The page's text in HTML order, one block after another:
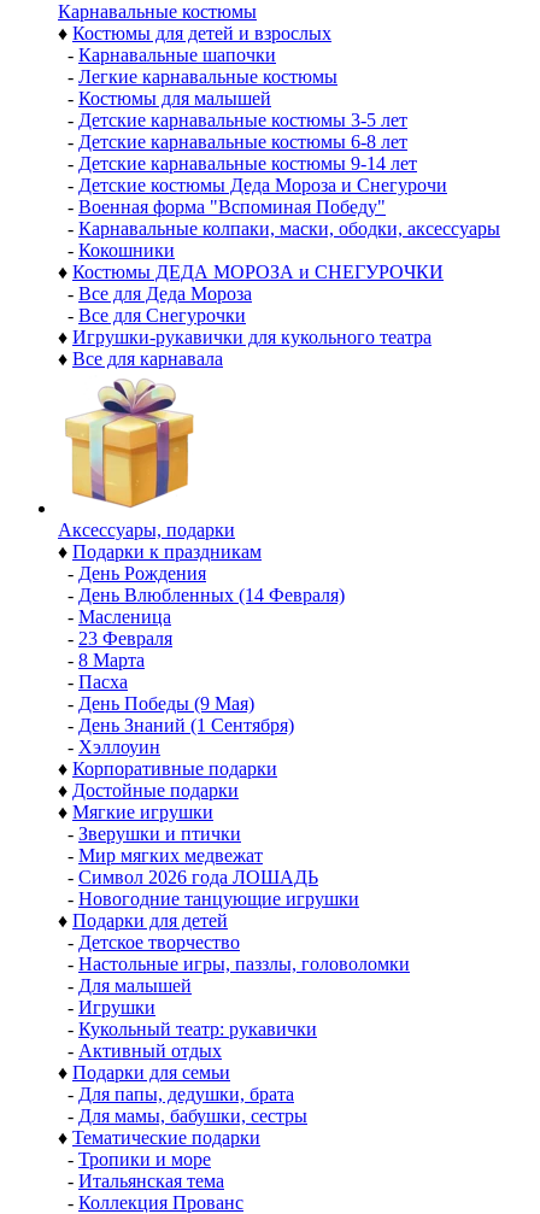
Карнавальные костюмы
♦ Костюмы для детей и взрослых
- Карнавальные шапочки
- Легкие карнавальные костюмы
- Костюмы для малышей
- Детские карнавальные костюмы 3-5 лет
- Детские карнавальные костюмы 6-8 лет
- Детские карнавальные костюмы 9-14 лет
- Детские костюмы Деда Мороза и Снегурочи
- Военная форма "Вспоминая Победу"
- Карнавальные колпаки, маски, ободки, аксессуары
- Кокошники
♦ Костюмы ДЕДА МОРОЗА и СНЕГУРОЧКИ
- Все для Деда Мороза
- Все для Снегурочки
♦ Игрушки-рукавички для кукольного театра
♦ Все для карнавала
Аксессуары, подарки
♦ Подарки к праздникам
- День Рождения
- День Влюбленных (14 Февраля)
- Масленица
- 23 Февраля
- 8 Марта
- Пасха
- День Победы (9 Мая)
- День Знаний (1 Сентября)
- Хэллоуин
♦ Корпоративные подарки
♦ Достойные подарки
♦ Мягкие игрушки
- Зверушки и птички
- Мир мягких медвежат
- Символ 2026 года ЛОШАДЬ
- Новогодние танцующие игрушки
♦ Подарки для детей
- Детское творчество
- Настольные игры, паззлы, головоломки
- Для малышей
- Игрушки
- Кукольный театр: рукавички
- Активный отдых
♦ Подарки для семьи
- Для папы, дедушки, брата
- Для мамы, бабушки, сестры
♦ Тематические подарки
- Тропики и море
- Итальянская тема
- Коллекция Прованс